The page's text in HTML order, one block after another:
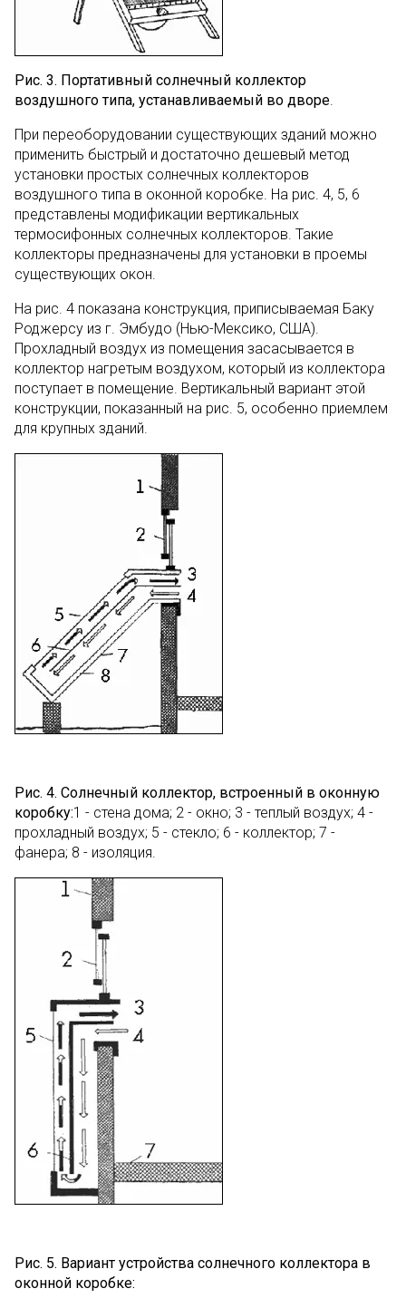
Рис. 3. Портативный солнечный коллектор
воздушного типа, устанавливаемый во дворе.
При переоборудовании существующих зданий можно
применить быстрый и достаточно дешевый метод
установки простых солнечных коллекторов
воздушного типа в оконной коробке. На рис. 4, 5, 6
представлены модификации вертикальных
термосифонных солнечных коллекторов. Такие
коллекторы предназначены для установки в проемы
существующих окон.
На рис. 4 показана конструкция, приписываемая Баку
Роджерсу из г. Эмбудо (Нью-Мексико, США).
Прохладный воздух из помещения засасывается в
коллектор нагретым воздухом, который из коллектора
поступает в помещение. Вертикальный вариант этой
конструкции, показанный на рис. 5, особенно приемлем
для крупных зданий.
Рис. 4. Солнечный коллектор, встроенный в оконную
коробку:1 - стена дома; 2 - окно; 3 - теплый воздух; 4 -
прохладный воздух; 5 - стекло; 6 - коллектор; 7 -
фанера; 8 - изоляция.
Рис. 5. Вариант устройства солнечного коллектора в
оконной коробке: